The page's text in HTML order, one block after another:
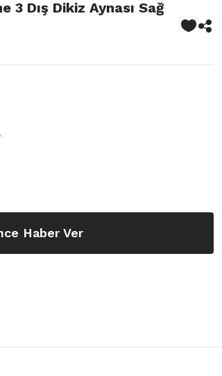
3 Dış Dikiz Aynası Sağ
Haber Ver